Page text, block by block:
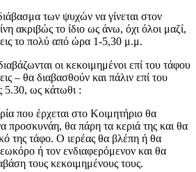
των ψυχών να γίνεται στον
ακριβώς το ίδιο ως άνω, όχι όλοι μαζί,
το πολύ από ώρα 1-5,30 μ.μ.
οι κεκοιμημένοι επί του τάφου
– θα διαβασθούν και πάλιν επί του
5.30, ως κάτωθι :
που έρχεται στο Κοιμητήριο θα
προσκυνάη, θα πάρη τα κεριά της και θα
της τάφο. Ο ιερέας θα βλέπη ή θα
ή τον ενδιαφερόμενον και θα
τους κεκοιμημένους τους.